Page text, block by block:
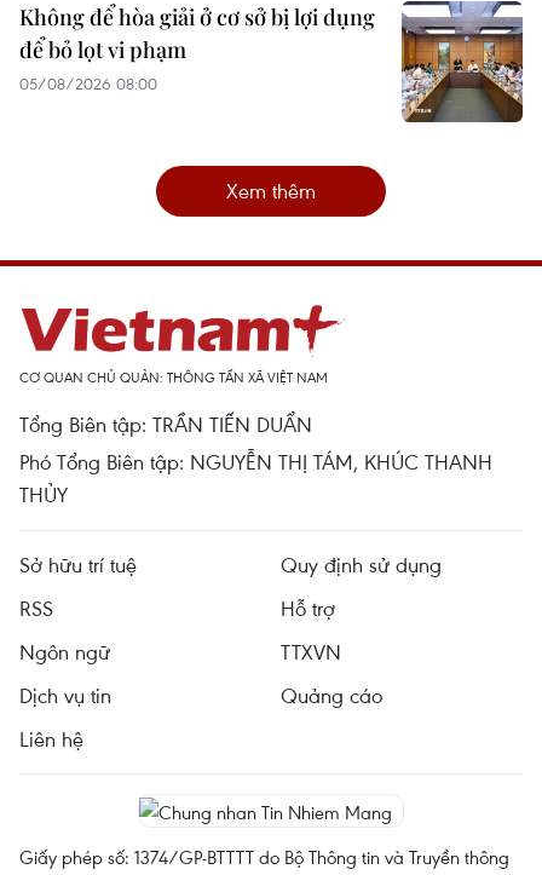
Không để hòa giải ở cơ sở bị lợi dụng
để bỏ lọt vi phạm
05/08/2026 08:00
Xem thêm
CƠ QUAN CHỦ QUẢN: THÔNG TẤN XÃ VIỆT NAM
Tổng Biên tập: TRẦN TIẾN DUẨN
Phó Tổng Biên tập: NGUYỄN THỊ TÁM, KHÚC THANH
THỦY
Sở hữu trí tuệ
Quy định sử dụng
RSS
Hỗ trợ
Ngôn ngữ
TTXVN
Dịch vụ tin
Quảng cáo
Liên hệ
Giấy phép số: 1374/GP-BTTTT do Bộ Thông tin và Truyền thông